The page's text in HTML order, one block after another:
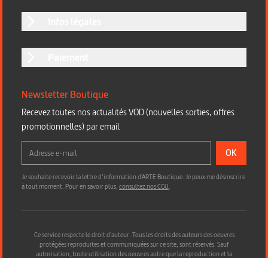
Newsletter Boutique
Recevez toutes nos actualités VOD (nouvelles sorties, offres
promotionnelles) par email
OK
Je souhaite recevoir la lettre d’information d'ARTE Boutique. Je peux me désinscrire
à tout moment. Pour en savoir plus,consultez nos CGU.
Ce service respecte le droit d’auteur. Tous les droits des auteurs des oeuvres
protégées reproduites et communiquées sur ce site, sont réservés. Sauf
autorisation, toute utilisation des oeuvres autre que la reproduction et la